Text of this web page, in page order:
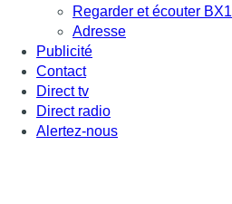
Regarder et écouter BX1
Adresse
Publicité
Contact
Direct tv
Direct radio
Alertez-nous